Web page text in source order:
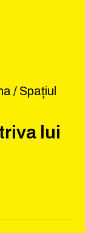
/ Spațiul
lui